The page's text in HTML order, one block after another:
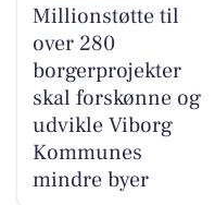
Millionstøtte til
over 280
borgerprojekter
skal forskønne og
udvikle Viborg
Kommunes
mindre byer